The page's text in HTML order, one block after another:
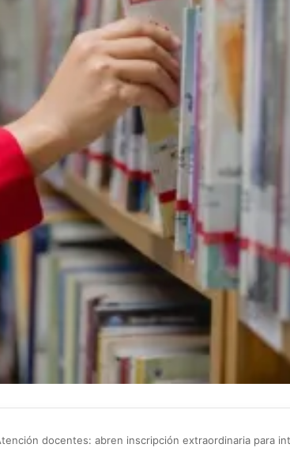
docentes: abren inscripción extraordinaria para